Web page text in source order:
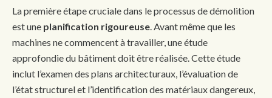
La première étape cruciale dans le processus de démolition
est une planification rigoureuse . Avant même que les
machines ne commencent à travailler, une étude
approfondie du bâtiment doit être réalisée. Cette étude
inclut l’examen des plans architecturaux, l’évaluation de
l’état structurel et l’identification des matériaux dangereux,